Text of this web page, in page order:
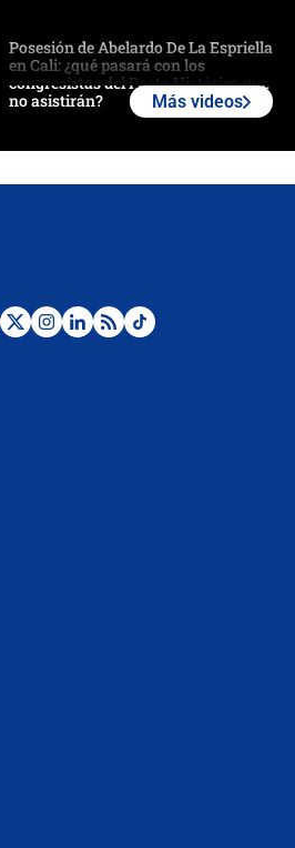
Posesión de Abelardo De La Espriella
en Cali: ¿qué pasará con los
congresistas del Pacto Histórico que
no asistirán?
¿Por qué De la Espriella gobernará
Más videos